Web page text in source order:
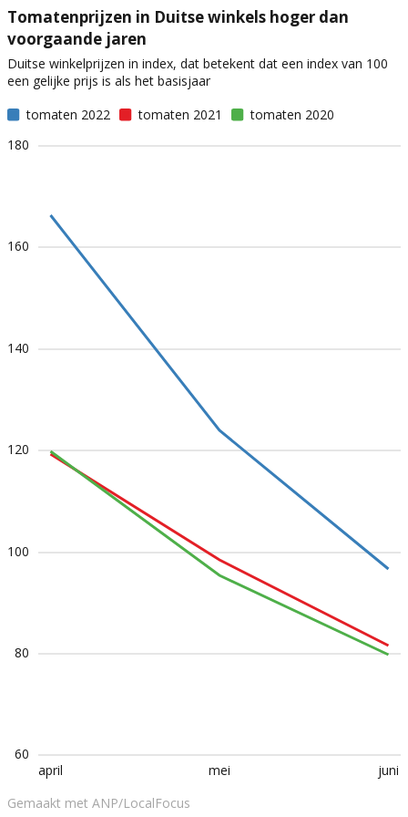
Tomatenprijzen in Duitse winkels hoger dan
voorgaande jaren
Duitse winkelprijzen in index, dat betekent dat een index van 100
een gelijke prijs is als het basisjaar
tomaten 2022
tomaten 2021 tomaten 2020
juni
mei
april
60
80
100
120
140
160
180
Gemaakt met ANP/LocalFocus